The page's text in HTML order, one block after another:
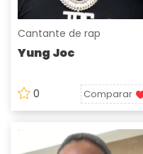
Cantante de rap
Yung Joc
0 Comparar